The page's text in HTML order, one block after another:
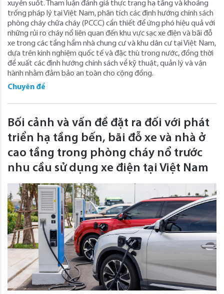
xuyên suốt. Tham luận đánh giá thực trạng hạ tầng và khoảng
trống pháp lý tại Việt Nam, phân tích các định hướng chính sách
phòng cháy chữa cháy (PCCC) cần thiết để ứng phó hiệu quả với
những rủi ro cháy nổ liên quan đến khu vực sạc xe điện và bãi đỗ
xe trong các tầng hầm nhà chung cư và khu dân cư tại Việt Nam,
dựa trên kinh nghiệm quốc tế và đặc thù trong nước, đồng thời
đề xuất các định hướng chính sách về kỹ thuật, quản lý và vận
hành nhằm đảm bảo an toàn cho cộng đồng.
Chuyên đề
Bối cảnh và vấn đề đặt ra đối với phát
triển hạ tầng bến, bãi đỗ xe và nhà ở
cao tầng trong phòng cháy nổ trước
nhu cầu sử dụng xe điện tại Việt Nam